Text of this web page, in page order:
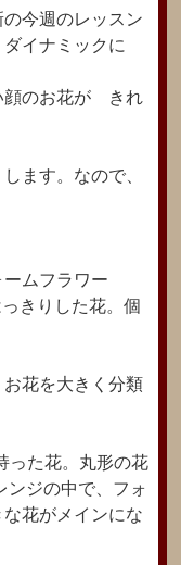
今週のレッスン
イナミックに
顔のお花が きれ
ます。なので、
ムフラワー
きりした花。個
花を大きく分類
た花。丸形の花
ンジの中で、フォ
花がメインにな